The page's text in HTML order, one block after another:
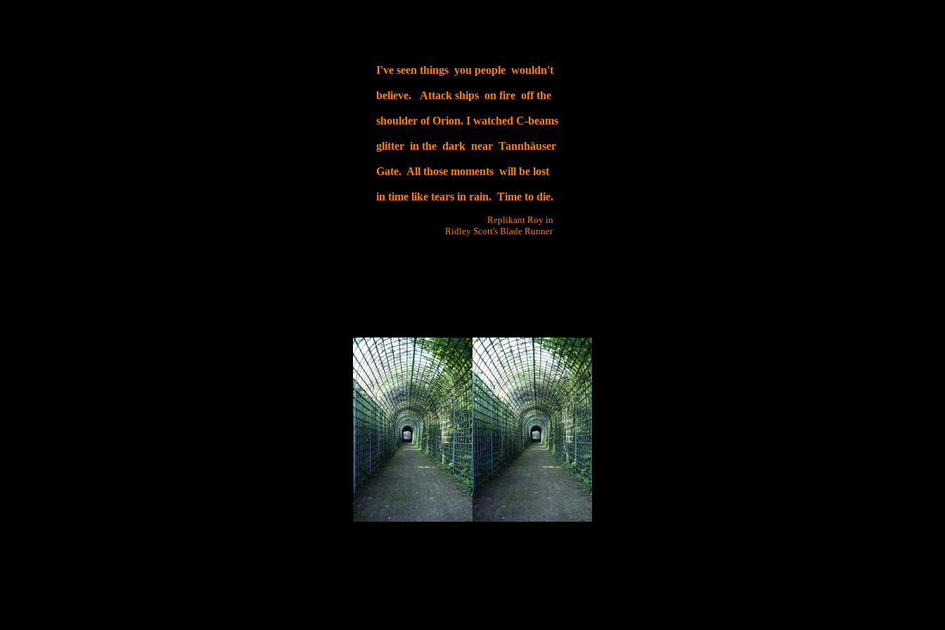
I've seen things you people wouldn't
believe. Attack ships on fire off the
shoulder of Orion. I watched C-beams
glitter in the dark near Tannhäuser
Gate. All those moments will be lost
in time like tears in rain. Time to die.
Replikant Roy in
Ridley Scott's Blade Runner